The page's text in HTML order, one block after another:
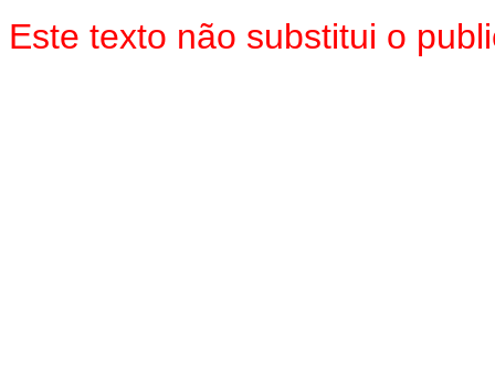
Este texto não substitui o